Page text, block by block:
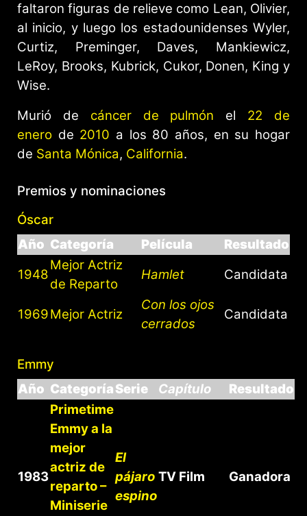
faltaron figuras de relieve como Lean, Olivier,
al inicio, y luego los estadounidenses Wyler,
Curtiz, Preminger, Daves, Mankiewicz,
LeRoy, Brooks, Kubrick, Cukor, Donen, King y
Wise.
Murió de cáncer de pulmón el 22 de
enero de 2010 a los 80 años, en su hogar
de Santa Mónica, California.
Premios y nominaciones
Óscar
Año Categoría Película
Resultado
1948
Mejor Actriz
de Reparto
Hamlet Candidata
1969Mejor Actriz
Con los ojos
cerrados
Candidata
Emmy
Año CategoríaSerie Capítulo Resultado
1983
Primetime
Emmy a la
mejor
actriz de
reparto –
Miniserie
El
pájaro
espino
TV Film Ganadora